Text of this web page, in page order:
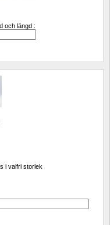
och längd :
i valfri storlek